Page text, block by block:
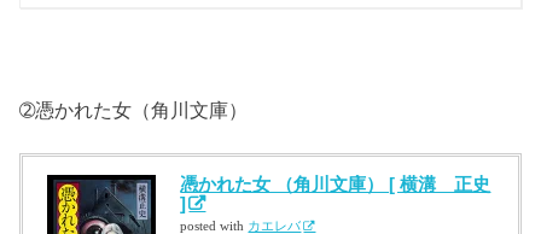
➁憑かれた女（角川文庫）
憑かれた女 （角川文庫） [ 横溝 正史
]
posted with カエレバ